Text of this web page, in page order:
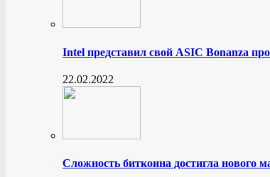
Intel представил свой ASIC Bonanza
22.02.2022
Сложность биткоина достигла нового